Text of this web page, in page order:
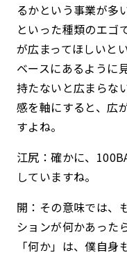
るかという事業が多
といった種類のエゴ
が広まってほしいと
ベースにあるように
持たないと広まらな
感を軸にすると、広
すよね。
江尻：確かに、
していますね。
開：その意味では、
ションが何かあった
「何か」は、僕自